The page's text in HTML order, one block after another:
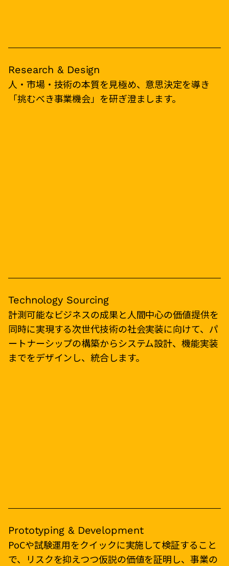
Research & Design
人・市場・技術の本質を見極め、意思決定を導き
「挑むべき事業機会」を研ぎ澄まします。
Technology Sourcing
計測可能なビジネスの成果と人間中心の価値提供を
同時に実現する次世代技術の社会実装に向けて、パ
ートナーシップの構築からシステム設計、機能実装
までをデザインし、統合します。
Prototyping & Development
PoCや試験運用をクイックに実施して検証すること
で、リスクを抑えつつ仮説の価値を証明し、事業の